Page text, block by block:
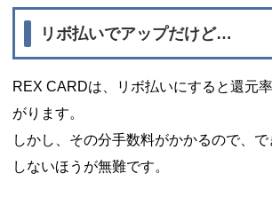
リボ払いでアップだけど…
REX CARDは、リボ払いにすると還元
がります。
しかし、その分手数料がかかるので、
しないほうが無難です。